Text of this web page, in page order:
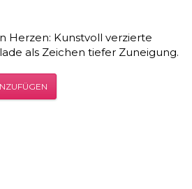
Herzen: Kunstvoll verzierte
als Zeichen tiefer Zuneigung.